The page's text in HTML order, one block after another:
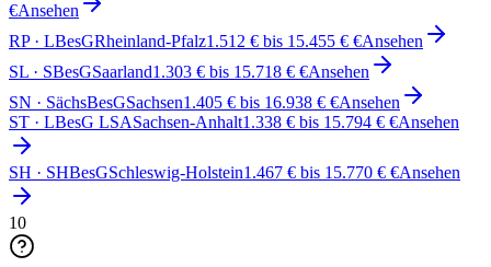
€Ansehen
RP· LBesGRheinland-Pfalz1.512 € bis 15.455 € €Ansehen
SL · SBesGSaarland1.303 € bis 15.718 € €Ansehen
SN · SächsBesGSachsen1.405 € bis 16.938 € €Ansehen
ST · LBesG LSASachsen-Anhalt1.338 € bis 15.794 € €Ansehen
SH · SHBesGSchleswig-Holstein1.467 € bis 15.770 € €Ansehen
10